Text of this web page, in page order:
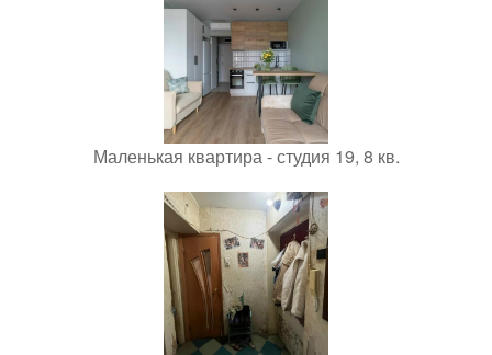
Маленькая квартира - студия 19, 8 кв.